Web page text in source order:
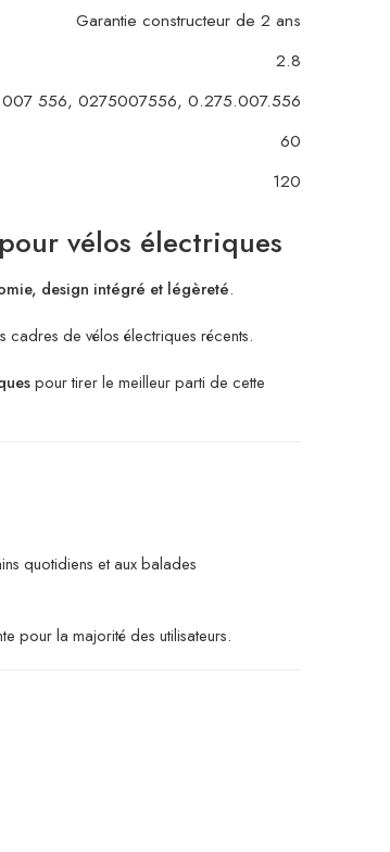
Garantie constructeur de 2 ans
2.8
556, 0275007556, 0.275.007.556
60
120
vélos électriques
design intégré et légèreté.
de vélos électriques récents.
pour tirer le meilleur parti de cette
quotidiens et aux balades
pour la majorité des utilisateurs.